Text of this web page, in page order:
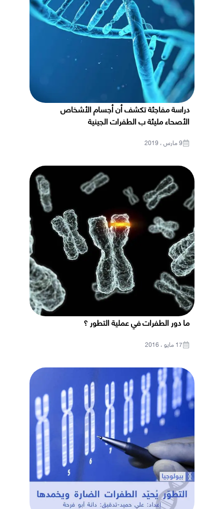
دراسة مفاجئة تكشف أن أجسام الأشخاص
الأصحاء مليئة ب الطفرات الجينية
9 مارس ، 2019
ما دور الطفرات في عملية التطور ؟
17 مايو ، 2016